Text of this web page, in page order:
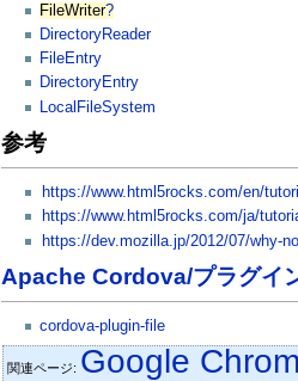
FileWriter?
DirectoryReader
FileEntry
DirectoryEntry
LocalFileSystem
参考
https://www.html5rocks.com/en/
https://www.html5rocks.com/ja/
https://dev.mozilla.jp/2012/07/why-
Apache Cordova/プラグイ
cordova-plugin-file
関連ページ: Google